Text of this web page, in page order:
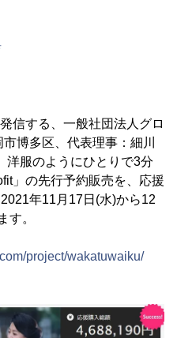
信する、一般社団法人グロ
博多区、代表理事：細川
洋服のようにひとりで3分
」の先行予約販売を、応援
年11月17日(水)から12
す。
project/wakatuwaiku/